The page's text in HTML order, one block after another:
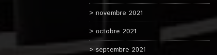
novembre 2021
octobre 2021
septembre 2021